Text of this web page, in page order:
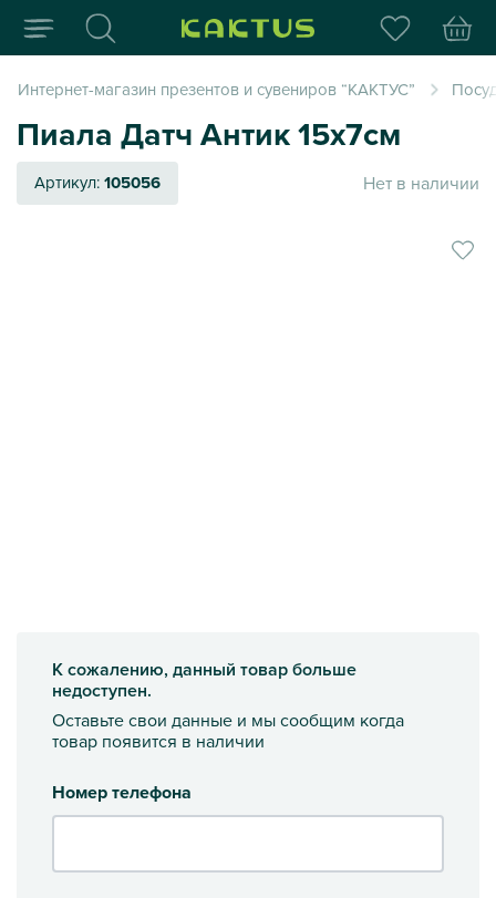
Интернет-магазин
Интернет-магазин презентов и сувениров “КАКТУС”
Пиала Датч Антик 15х7см
Артикул:105056 Нет в наличии
К сожалению, данный товар больше
недоступен.
Оставьте свои данные и мы сообщим когда
товар появится в наличии
Номер телефона